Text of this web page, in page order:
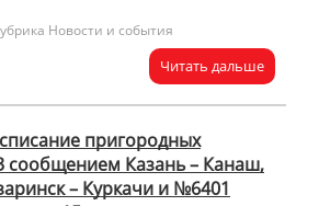
Новости и события
Читать дальше
пригородных
сообщением Казань – Канаш,
– Куркачи и №6401